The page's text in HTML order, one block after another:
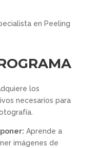
en Peeling
los
necesarios para
Aprende a
imágenes de